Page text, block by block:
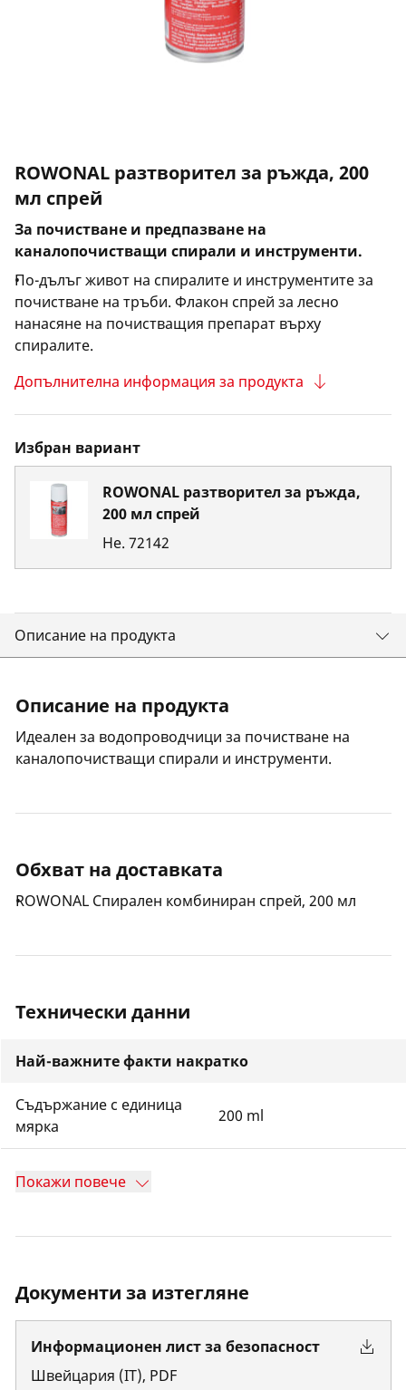
ROWONAL разтворител за ръжда, 200
мл спрей
За почистване и предпазване на
каналопочистващи спирали и инструменти.
По-дълъг живот на спиралите и инструментите за
почистване на тръби. Флакон спрей за лесно
нанасяне на почистващия препарат върху
спиралите.
Допълнителна информация за продукта
Избран вариант
ROWONAL разтворител за ръжда,
200 мл спрей
Не. 72142
Описание на продукта
Описание на продукта
Идеален за водопроводчици за почистване на
каналопочистващи спирали и инструменти.
Обхват на доставката
ROWONAL Спирален комбиниран спрей, 200 мл
Технически данни
Най-важните факти накратко
Съдържание с единица
мярка
200 ml
Покажи повече
Документи за изтегляне
Информационен лист за безопасност
Швейцария (IT), PDF